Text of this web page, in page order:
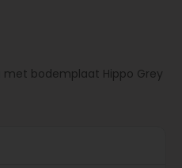
met bodemplaat Hippo Grey